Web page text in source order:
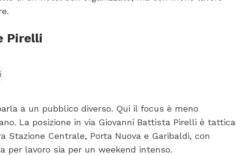
Pirelli
a un pubblico diverso. Qui il focus è meno
La posizione in via Giovanni Battista Pirelli è tattica
Stazione Centrale, Porta Nuova e Garibaldi, con
per lavoro sia per un weekend intenso.